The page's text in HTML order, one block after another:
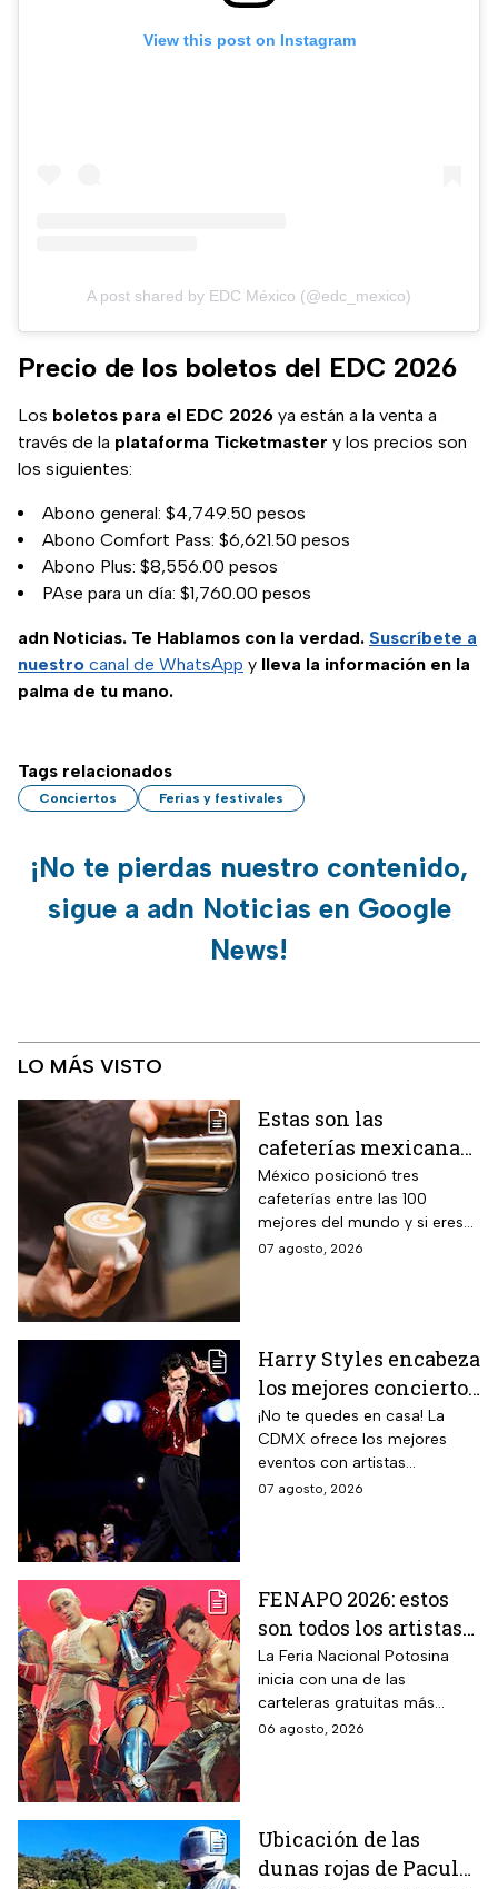
View this post on Instagram
A post shared by EDC México (@edc_mexico)
Precio de los boletos del EDC 2026
Los boletos para el EDC 2026 ya están a la venta a
través de la plataforma Ticketmaster y los precios son
los siguientes:
Abono general: $4,749.50 pesos
Abono Comfort Pass: $6,621.50 pesos
Abono Plus: $8,556.00 pesos
PAse para un día: $1,760.00 pesos
adn Noticias. Te Hablamos con la verdad. Suscríbete a
nuestro canal de WhatsApp y lleva la información en la
palma de tu mano.
Tags relacionados
Conciertos Ferias y festivales
¡No te pierdas nuestro contenido,
sigue a adn Noticias en Google
News!
LO MÁS VISTO
Estas son las
cafeterías mexicanas
consideradas como las
mejores del mundo
México posicionó tres
cafeterías entre las 100
mejores del mundo y si eres
amante del café tienes que
07 agosto, 2026
Harry Styles encabeza
los mejores conciertos
en la CDMX hoy 7 de
agosto
¡No te quedes en casa! La
CDMX ofrece los mejores
eventos con artistas
internacionales este viernes 7
07 agosto, 2026
FENAPO 2026: estos
son todos los artistas
que darán conciertos
GRATIS en San Luis
Potosí
La Feria Nacional Potosina
inicia con una de las
carteleras gratuitas más
esperadas del año. Consulta
06 agosto, 2026
Ubicación de las
dunas rojas de Pacula,